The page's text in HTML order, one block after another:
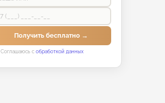
Получить бесплатно →
Соглашаюсь с обработкой данных